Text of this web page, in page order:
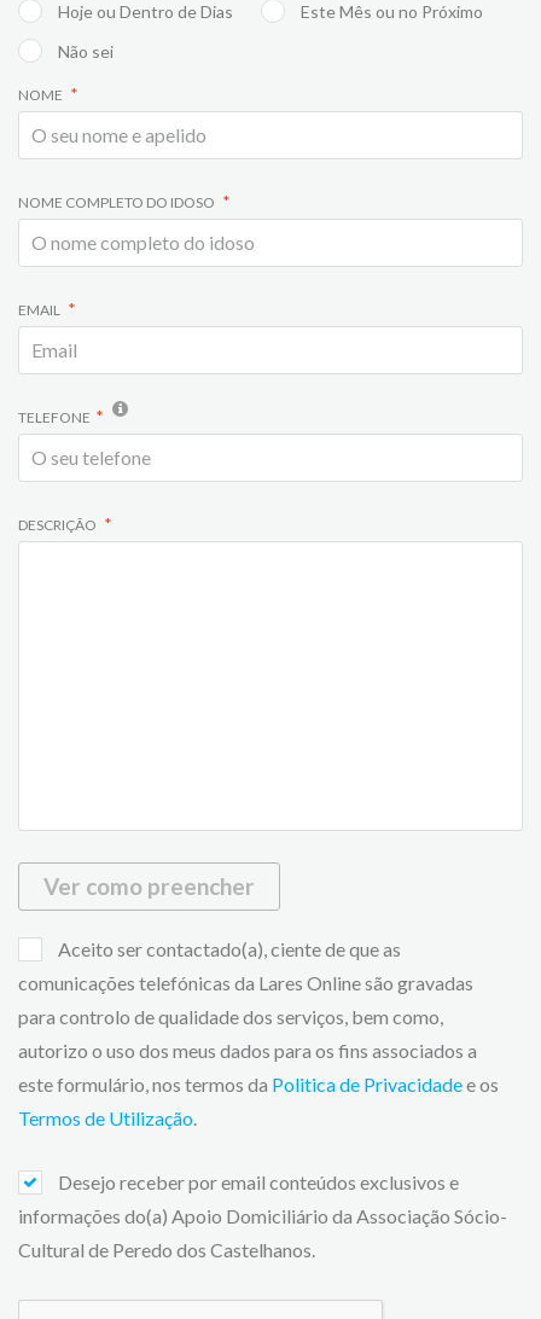
Hoje ou Dentro de Dias
Este Mês ou no Próximo
Não sei
NOME
NOME COMPLETO DO IDOSO
EMAIL
TELEFONE
DESCRIÇÃO
Ver como preencher
Aceito ser contactado(a), ciente de que as
comunicações telefónicas da Lares Online são gravadas
para controlo de qualidade dos serviços, bem como,
autorizo o uso dos meus dados para os fins associados a
este formulário, nos termos da Politica de Privacidadee os
Termos de Utilização.
Desejo receber por email conteúdos exclusivos e
informações do(a) Apoio Domiciliário da Associação Sócio-
Cultural de Peredo dos Castelhanos.